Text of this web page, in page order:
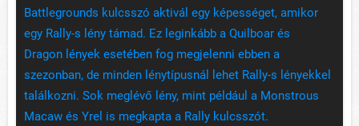
Battlegrounds kulcsszó aktivál egy képességet, amikor
egy Rally-s lény támad. Ez leginkább a Quilboar és
Dragon lények esetében fog megjelenni ebben a
szezonban, de minden lénytípusnál lehet Rally-s lényekkel
találkozni. Sok meglévő lény, mint például a Monstrous
Macaw és Yrel is megkapta a Rally kulcsszót.